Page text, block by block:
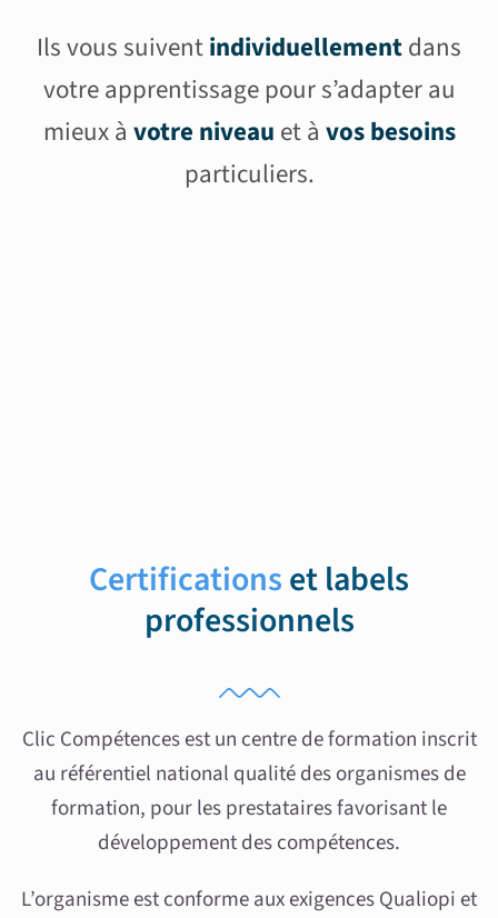
Ils vous suiventindividuellementdans
votre apprentissage pour s’adapter au
mieux à votre niveau et à vos besoins
particuliers.
Certificationset labels
professionnels
Clic Compétences est un centre de formation inscrit
au référentiel national qualité des organismes de
formation, pour les prestataires favorisant le
développement des compétences.
L’organisme est conforme aux exigences Qualiopi et